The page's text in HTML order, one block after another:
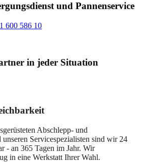
und Pannenservice
600 586 10
in jeder Situation
Abschlepp- und
Servicespezialisten sind wir 24
- an 365 Tagen im Jahr. Wir
in eine Werkstatt Ihrer Wahl.